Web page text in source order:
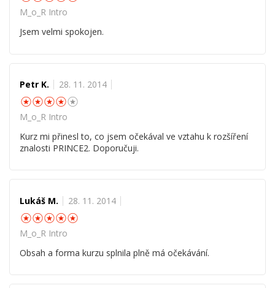
M_o_R Intro
Jsem velmi spokojen.
Petr K. 28. 11. 2014
☆☆☆☆
M_o_R Intro
Kurz mi přinesl to, co jsem očekával ve vztahu k rozšíření
znalosti PRINCE2. Doporučuji.
Lukáš M. 28. 11. 2014
☆☆☆☆
M_o_R Intro
Obsah a forma kurzu splnila plně má očekávání.